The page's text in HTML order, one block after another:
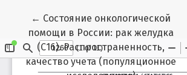
← Вернуться к Подробностям о
Состояние онкологической
помощи в России: рак желудка
(С16). Распространенность,
качество учета (популяционное